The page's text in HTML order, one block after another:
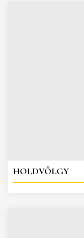
HOLDVÖLGY